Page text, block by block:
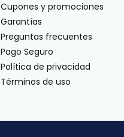
Cupones y promociones
Garantías
Preguntas frecuentes
Pago Seguro
Política de privacidad
Términos de uso